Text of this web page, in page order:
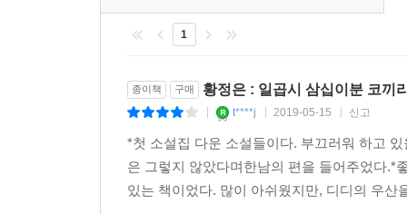
쓸쓸한데. 쓸쓸한데, 쓸쓸해.
왜 이렇게 조용하지. 엿듣고 있는 거 아냐, 옆집
어느 날 갑자기 자기를 제외한 세계의 모든 것
되어버리는 여자가 있고(「오뚝이와 지빠귀」),
(「모기씨」),
사람의 말을 하는 ‘곡도’라는 이상한 애완동물
1
종이책 구매 황정은 : 일곱시 삼십이분 코끼
t****j 2019-05-15 신고
*첫 소설집 다운 소설들이다. 부끄러워 하고
은 그렇지 않았다며한남의 편을 들어주었다.*
있는 책이었다. 많이 아쉬웠지만, 디디의 우